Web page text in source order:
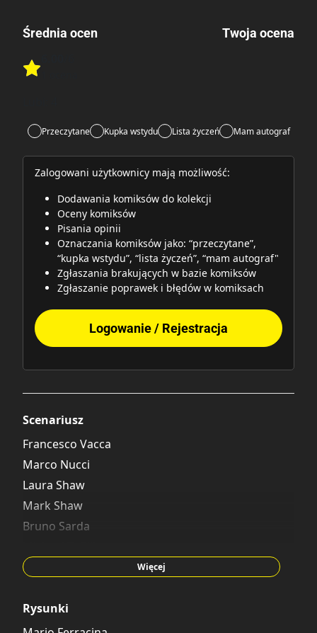
Średnia ocen
Rate this item:
Twoja ocena
Przeczytane Kupka wstydu Lista życzeń Mam autograf
Zalogowani użytkownicy mają możliwość:
Dodawania komiksów do kolekcji
Oceny komiksów
Pisania opinii
Oznaczania komiksów jako: “przeczytane”,
“kupka wstydu”, “lista życzeń”, “mam autograf"
Zgłaszania brakujących w bazie komiksów
Zgłaszanie poprawek i błędów w komiksach
Logowanie / Rejestracja
Scenariusz
Francesco Vacca
Marco Nucci
Laura Shaw
Mark Shaw
Bruno Sarda
Guido Martina
Francesca Agrati
Gorm Transgaard
Więcej
Rysunki